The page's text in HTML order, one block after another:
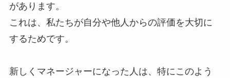
があります。
これは、私たちが自分や他人からの評価を大切に
するためです。
新しくマネージャーになった人は、特にこのよう